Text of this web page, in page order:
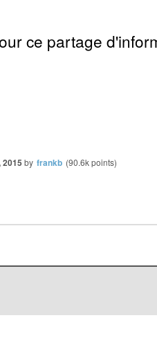
ce partage
2015 by frankb (90.6kpoints)